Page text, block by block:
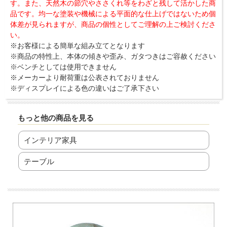
す。また、天然木の節穴やささくれ等をわざと残して活かした商
品です。均一な塗装や機械による平面的な仕上げではないため個
体差が見られますが、商品の個性としてご理解の上ご検討くださ
い。
※お客様による簡単な組み立てとなります
※商品の特性上、本体の傾きや歪み、ガタつきはご容赦ください
※ベンチとしては使用できません
※メーカーより耐荷重は公表されておりません
※ディスプレイによる色の違いはご了承下さい
もっと他の商品を見る
インテリア家具
テーブル